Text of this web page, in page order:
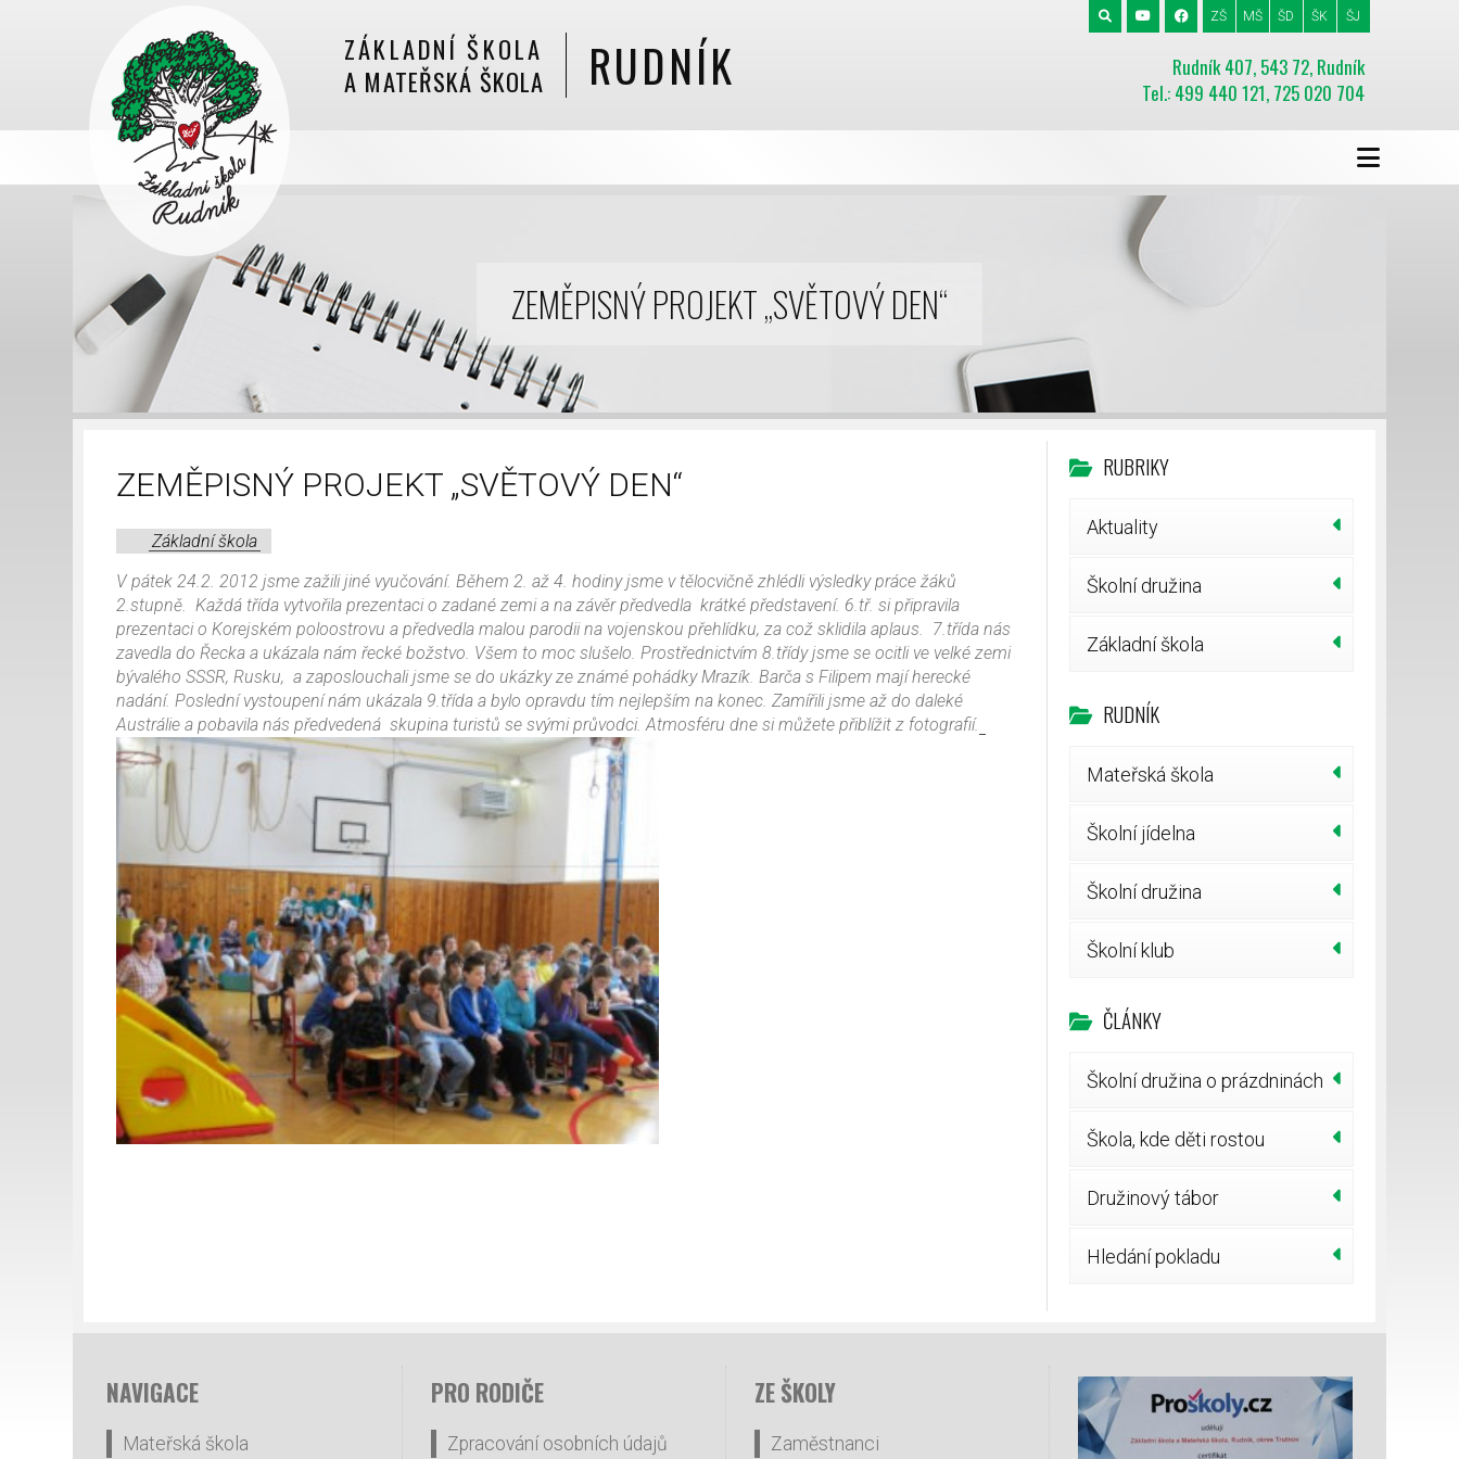
ZÁKLADNÍ ŠKOLA
A MATEŘSKÁ ŠKOLA
RUDNÍK
Rudník 407, 543 72, Rudník
Tel.: 499 440 121, 725 020 704
ZŠ MŠ ŠD ŠK ŠJ
ZEMĚPISNÝ PROJEKT „SVĚTOVÝ DEN“
ZEMĚPISNÝ PROJEKT „SVĚTOVÝ DEN“
Základní škola
V pátek 24.2. 2012 jsme zažili jiné vyučování. Během 2. až 4. hodiny jsme v tělocvičně zhlédli výsledky práce žáků
2.stupně. Každá třída vytvořila prezentaci o zadané zemi a na závěr předvedla krátké představení. 6.tř. si připravila
prezentaci o Korejském poloostrovu a předvedla malou parodii na vojenskou přehlídku, za což sklidila aplaus. 7.třída nás
zavedla do Řecka a ukázala nám řecké božstvo. Všem to moc slušelo. Prostřednictvím 8.třídy jsme se ocitli ve velké zemi
bývalého SSSR, Rusku, a zaposlouchali jsme se do ukázky ze známé pohádky Mrazík. Barča s Filipem mají herecké
nadání. Poslední vystoupení nám ukázala 9.třída a bylo opravdu tím nejlepším na konec. Zamířili jsme až do daleké
Austrálie a pobavila nás předvedená skupina turistů se svými průvodci. Atmosféru dne si můžete přiblížit z fotografií.
RUBRIKY
Aktuality
Školní družina
Základní škola
RUDNÍK
Mateřská škola
Školní jídelna
Školní družina
Školní klub
ČLÁNKY
Školní družina o prázdninách
Škola, kde děti rostou
Družinový tábor
Hledání pokladu
NAVIGACE
Mateřská škola
PRO RODIČE
Zpracování osobních údajů
ZE ŠKOLY
Zaměstnanci